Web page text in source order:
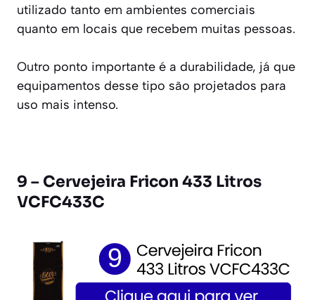
utilizado tanto em ambientes comerciais
quanto em locais que recebem muitas pessoas.
Outro ponto importante é a durabilidade, já que
equipamentos desse tipo são projetados para
uso mais intenso.
9 – Cervejeira Fricon 433 Litros
VCFC433C